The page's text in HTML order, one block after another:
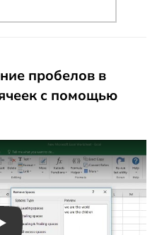
пробелов в
с помощью